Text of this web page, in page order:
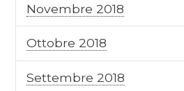
Novembre 2018
Ottobre 2018
Settembre 2018